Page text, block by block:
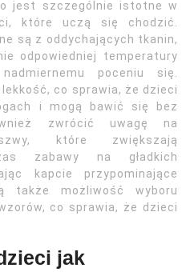
jest szczególnie istotne w
które uczą się chodzić.
są z oddychających tkanin,
odpowiedniej temperatury
poceniu się.
co sprawia, że dzieci
i mogą bawić się bez
zwrócić uwagę na
które zwiększają
zabawy na gładkich
kapcie przypominające
także możliwość wyboru
co sprawia, że dzieci
jak